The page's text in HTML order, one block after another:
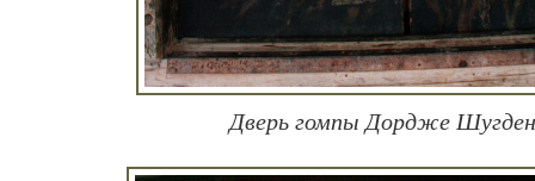
Дверь гомпы Дордже